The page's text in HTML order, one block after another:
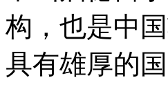
构，也是中
具有雄厚的